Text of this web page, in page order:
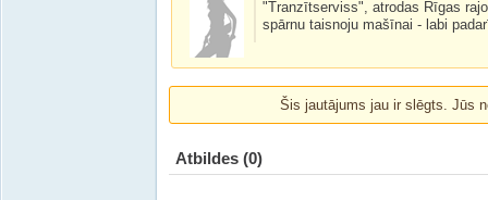
"Tranzītserviss", atrodas Rīgas
spārnu taisnoju mašīnai - labi
Šis jautājums jau ir slēgts. Jūs
Atbildes (0)